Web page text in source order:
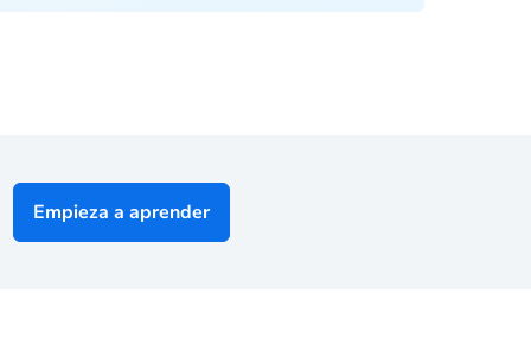
Empieza a aprender